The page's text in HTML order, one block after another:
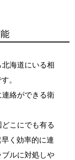
海道にいる相
。
絡ができる衛
こにでも有る
く効率的に連
ルに対処しや